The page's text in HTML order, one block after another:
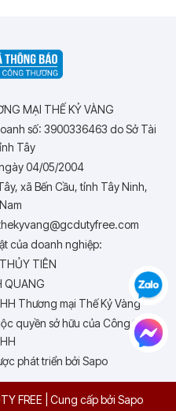
MẠI THẾ KỶ VÀNG
số: 3900336463 do Sở Tài
Tây
04/05/2004
xã Bến Cầu, tỉnh Tây Ninh,
của doanh nghiệp:
TIÊN
QUANG
Thương mại Thế Kỷ Vàng
quyền sở hữu của Công ty
phát triển bởi Sapo
FREE Cung cấp bởi Sapo